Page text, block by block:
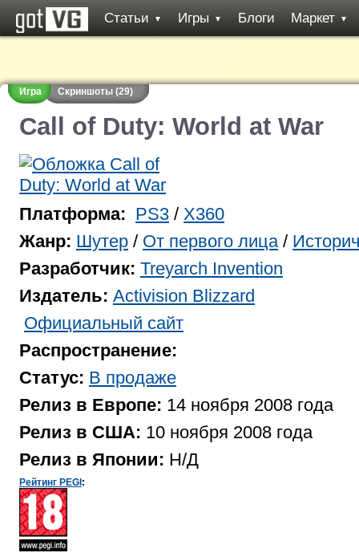
Статьи ▼ Игры ▼ Блоги Маркет ▼
Игра Скриншоты (29)
Call of Duty: World at War
Платформа: PS3 / X360
Жанр: Шутер / От первого лица/
Разработчик: Treyarch Invention
Издатель: Activision Blizzard
Официальный сайт
Распространение:
Статус: В продаже
Релиз в Европе: 14 ноября 2008 года
Релиз в США: 10 ноября 2008 года
Релиз в Японии: Н/Д
Рейтинг PEGI :